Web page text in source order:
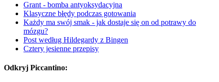
Grant - bomba antyoksydacyjna
Klasyczne błędy podczas gotowania
Każdy ma swój smak - jak dostaje się on od potrawy do
mózgu?
Post według Hildegardy z Bingen
Cztery jesienne przepisy
Odkryj Piccantino: